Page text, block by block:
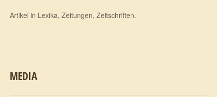
Artikel in Lexika, Zeitungen, Zeitschriften.
MEDIA